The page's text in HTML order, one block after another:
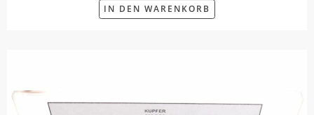
IN DEN WARENKORB